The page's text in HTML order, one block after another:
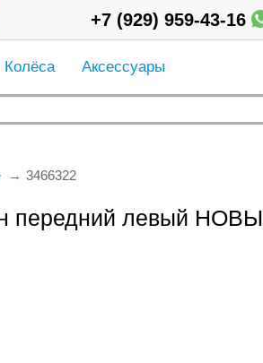
+7 (929) 959-43-16
Колёса Аксессуары
3466322
передний левый